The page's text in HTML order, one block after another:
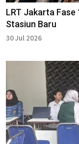
LRT Jakarta Fase
Stasiun Baru
30 Jul 2026